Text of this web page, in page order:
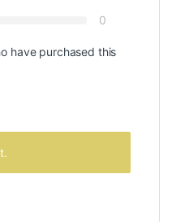
0
have purchased this